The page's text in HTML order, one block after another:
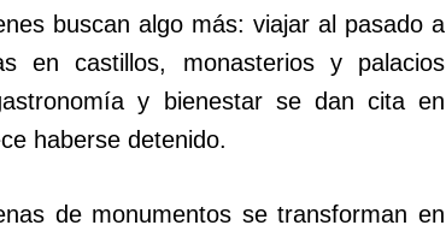
buscan algo más: viajar al pasado a
en castillos, monasterios y palacios
y bienestar se dan cita en
haberse detenido.
de monumentos se transforman en